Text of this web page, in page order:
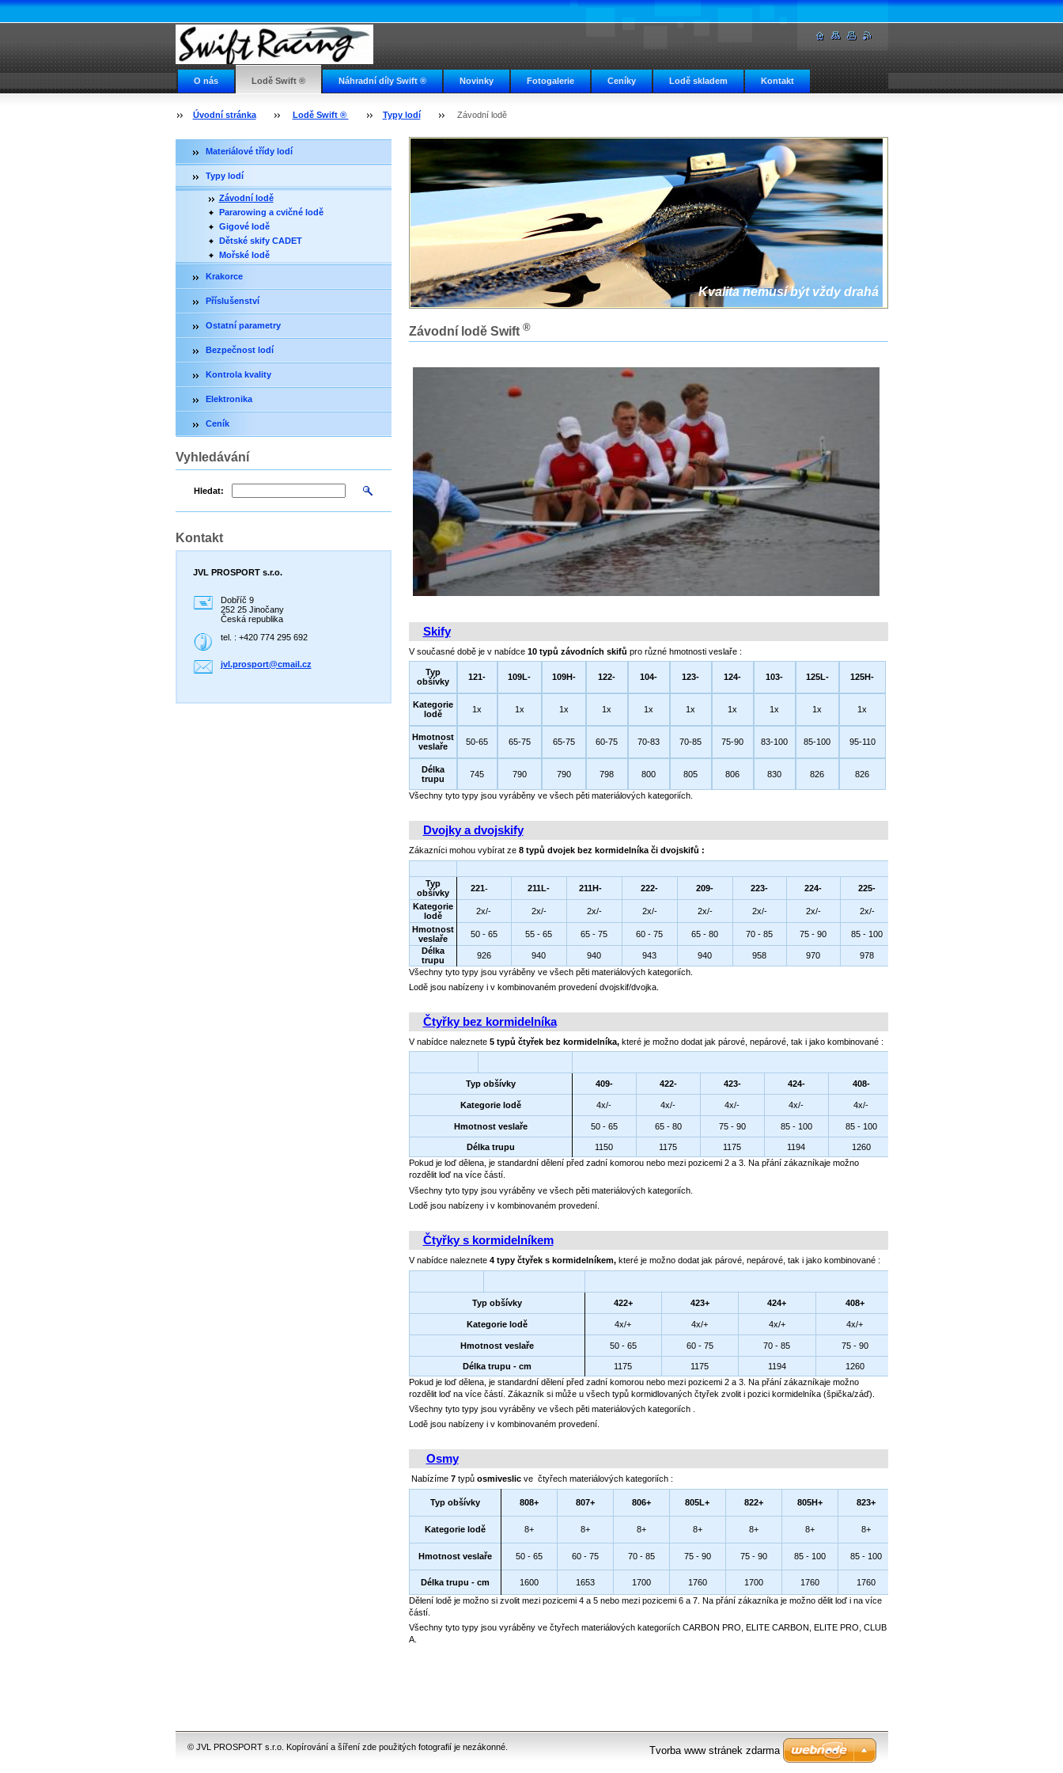
O nás Lodě Swift ® Náhradní díly Swift ® Novinky Fotogalerie Ceníky Lodě skladem Kontakt
Napište nám Swift ve světě
Úvodní stránka Lodě Swift ® Typy lodí Závodní lodě
Kvalita nemusí být vždy drahá
Závodní lodě Swift ®
Skify
V současné době je v nabídce 10 typů závodních skifů pro různé hmotnosti veslaře :
Typ
obšívky
121- 109L- 109H- 122- 104- 123- 124- 103- 125L- 125H-
Kategorie
lodě
1x 1x 1x 1x 1x 1x 1x 1x 1x 1x
Hmotnost
veslaře
50-65 65-75 65-75 60-75 70-83 70-85 75-90 83-100 85-100 95-110
Délka
trupu
745 790 790 798 800 805 806 830 826 826
Všechny tyto typy jsou vyráběny ve všech pěti materiálových kategoriích.
Dvojky a dvojskify
Zákazníci mohou vybírat ze 8typů dvojek bez kormidelníka či dvojskifů :
Typ
obšívky
221- 211L- 211H- 222- 209- 223- 224-
225-
Kategorie
lodě
2x/- 2x/- 2x/- 2x/- 2x/- 2x/- 2x/-
2x/-
Hmotnost
veslaře
50 - 65 55 - 65 65 - 75 60 - 75 65 - 80 70 - 85 75 - 90
85 - 100
Délka
trupu
926 940 940 943 940 958 970
978
Všechny tyto typy jsou vyráběny ve všech pěti materiálových kategoriích.
Lodě jsou nabízeny i v kombinovaném provedení dvojskif/dvojka.
Čtyřky bez kormidelníka
V nabídce naleznete 5 typů čtyřek bez kormidelníka,které je možno dodat jak párové, nepárové, tak i jako kombinované :
Typ obšívky 409- 422- 423- 424- 408-
Kategorie lodě 4x/- 4x/- 4x/- 4x/- 4x/-
Hmotnost veslaře 50 - 65 65 - 80 75 - 90 85 - 100 85 - 100
Délka trupu 1150 1175 1175 1194
1260
Pokud je loď dělena, je standardní dělení před zadní komorou nebo mezi pozicemi 2 a 3. Na přání zákazníkaje možno
rozdělit loď na více částí.
Všechny tyto typy jsou vyráběny ve všech pěti materiálových kategoriích.
Lodě jsou nabízeny i v kombinovaném provedení.
Čtyřky s kormidelníkem
V nabídce naleznete 4typy čtyřek s kormidelníkem,které je možno dodat jak párové, nepárové, tak i jako kombinované :
Typ obšívky 422+ 423+ 424+ 408+
Kategorie lodě 4x/+ 4x/+ 4x/+ 4x/+
Hmotnost veslaře 50 - 65 60 - 75 70 - 85 75 - 90
Délka trupu - cm 1175 1175 1194
1260
Pokud je loď dělena, je standardní dělení před zadní komorou nebo mezi pozicemi 2 a 3. Na přání zákazníkaje možno
rozdělit loď na více částí. Zákazník si může u všech typů kormidlovaných čtyřek zvolit i pozici kormidelníka (špička/záď).
Všechny tyto typy jsou vyráběny ve všech pěti materiálových kategoriích .
Lodě jsou nabízeny i v kombinovaném provedení.
Osmy
Nabízíme 7typů osmiveslicve čtyřech materiálových kategoriích :
Typ obšívky 808+ 807+ 806+ 805L+ 822+ 805H+ 823+
Kategorie lodě 8+ 8+ 8+ 8+ 8+ 8+ 8+
Hmotnost veslaře 50 - 65 60 - 75 70 - 85 75 - 90 75 - 90 85 - 100 85 - 100
Délka trupu - cm 1600 1653 1700 1760 1700 1760
1760
Dělení lodě je možno si zvolit mezi pozicemi 4 a 5 nebo mezi pozicemi 6 a 7. Na přání zákazníka je možno dělit loď i na více
částí.
Všechny tyto typy jsou vyráběny ve čtyřech materiálových kategoriích CARBON PRO, ELITE CARBON, ELITE PRO, CLUB
A.
Materiálové třídy lodí
Typy lodí
Závodní lodě
Pararowing a cvičné lodě
Gigové lodě
Dětské skify CADET
Mořské lodě
Krakorce
Příslušenství
Ostatní parametry
Bezpečnost lodí
Kontrola kvality
Elektronika
Ceník
Vyhledávání
Hledat:
Kontakt
JVL PROSPORT s.r.o.
Dobříč 9
252 25 Jinočany
Česká republika
tel. : +420 774 295 692
jvl.prosport@cmail.cz
© JVL PROSPORT s.r.o. Kopírování a šíření zde použitých fotografií je nezákonné. Tvorba www stránek zdarma